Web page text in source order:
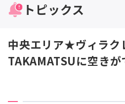
トピックス
中央エリア★ヴィラク
TAKAMATSUに空きが